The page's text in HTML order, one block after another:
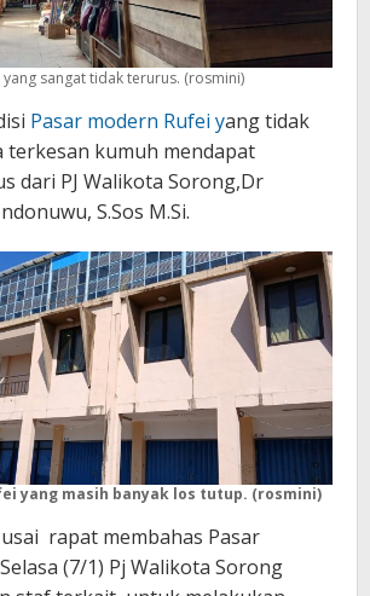
sangat tidak terurus. (rosmini)
Pasar modern Rufei yang tidak
kumuh mendapat
dari PJ Walikota Sorong,Dr
S.Sos M.Si.
yang masih banyak los tutup. (rosmini)
rapat membahas Pasar
(7/1) Pj Walikota Sorong